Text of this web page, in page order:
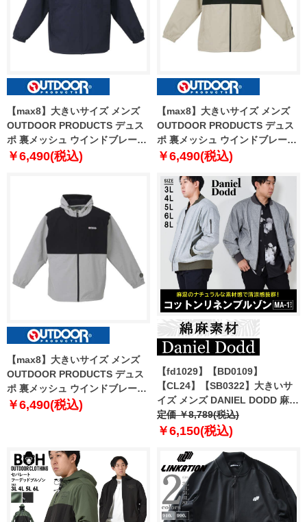
【max8】大きいサイズ メンズ
OUTDOOR PRODUCTS デュス
ポ 裏メッシュ ウインドブレーカ
ー ネイビー 1253-4100-1 3L 4L
￥6,490(税込)
【max8】大きいサイズ メンズ
OUTDOOR PRODUCTS デュス
ポ 裏メッシュ ウインドブレーカ
ー ベージュ 1253-4100-3 3L 4L
￥6,490(税込)
【max8】大きいサイズ メンズ
OUTDOOR PRODUCTS デュス
ポ 裏メッシュ ウインドブレーカ
ー グレー 1253-4100-4 3L 4L 5L
￥6,490(税込)
【fd1029】【BD0109】
【CL24】【SB0322】大きいサ
イズ メンズ DANIEL DODD 麻混
MA-1タイプ ブルゾン 846-b-
240101
定価 ￥8,789(税込)
￥6,150(税込)